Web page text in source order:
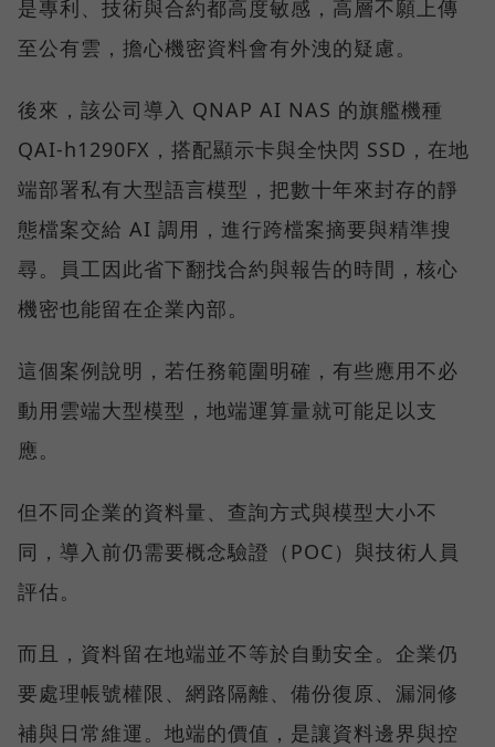
是專利、技術與合約都高度敏感，高層不願上傳
至公有雲，擔心機密資料會有外洩的疑慮。
後來，該公司導入 QNAP AI NAS 的旗艦機種
QAI-h1290FX，搭配顯示卡與全快閃 SSD，在地
端部署私有大型語言模型，把數十年來封存的靜
態檔案交給 AI 調用，進行跨檔案摘要與精準搜
尋。員工因此省下翻找合約與報告的時間，核心
機密也能留在企業內部。
這個案例說明，若任務範圍明確，有些應用不必
動用雲端大型模型，地端運算量就可能足以支
應。
但不同企業的資料量、查詢方式與模型大小不
同，導入前仍需要概念驗證（POC）與技術人員
評估。
而且，資料留在地端並不等於自動安全。企業仍
要處理帳號權限、網路隔離、備份復原、漏洞修
補與日常維運。地端的價值，是讓資料邊界與控